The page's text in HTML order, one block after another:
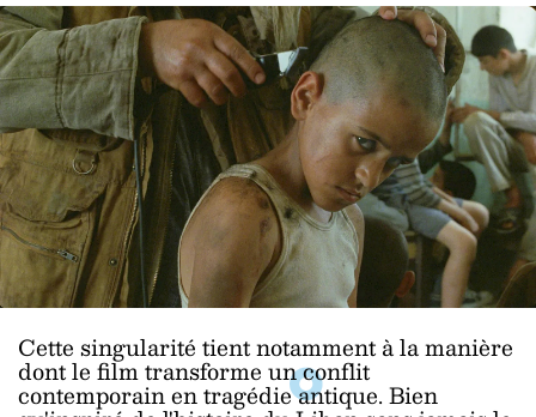
Cette singularité tient notamment à la manière
dont le film transforme un conflit
contemporain en tragédie antique. Bien